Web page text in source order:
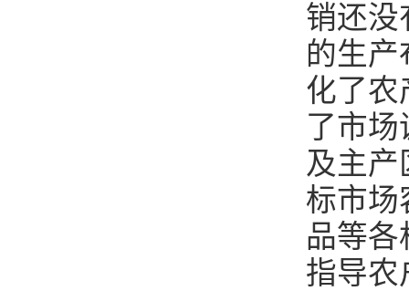
销还没
的生
化了农
了市
及主产
标市场
品等各
指导农